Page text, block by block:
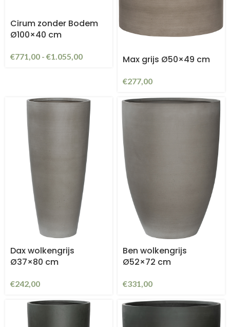
Cirum zonder Bodem
Ø100×40 cm
€771,00 - €1.055,00 Max grijs Ø50×49 cm
€277,00
Dax wolkengrijs
Ø37×80 cm
€242,00
Ben wolkengrijs
Ø52×72 cm
€331,00